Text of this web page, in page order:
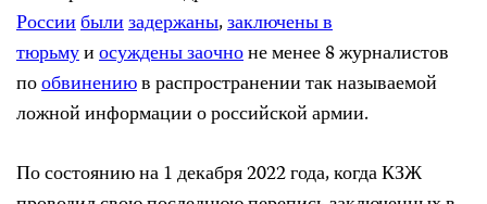
Россиибылизадержаны,заключены в
тюрьмуиосуждены заочноне менее 8 журналистов
пообвинениюв распространении так называемой
ложной информации о российской армии.
По состоянию на 1 декабря 2022 года, когда КЗЖ